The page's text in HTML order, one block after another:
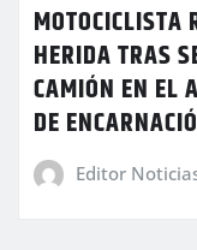
MOTOCICLISTA
HERIDA TRAS
CAMIÓN EN EL
DE
Editor